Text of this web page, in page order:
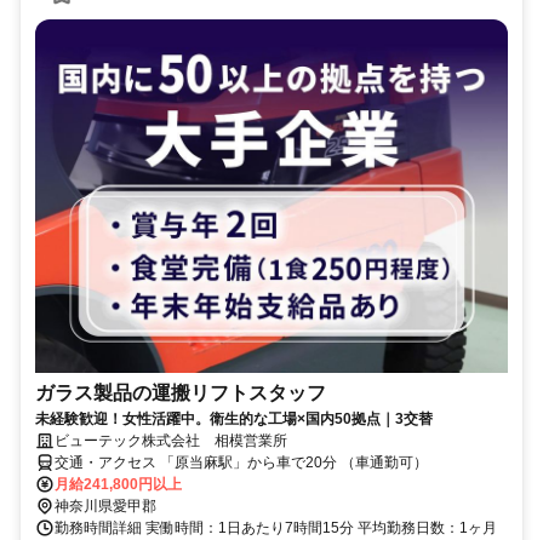
ガラス製品の運搬リフトスタッフ
未経験歓迎！女性活躍中。衛生的な工場×国内50拠点｜3交替
ビューテック株式会社 相模営業所
交通・アクセス 「原当麻駅」から車で20分 （車通勤可）
月給241,800円以上
神奈川県愛甲郡
勤務時間詳細 実働時間：1日あたり7時間15分 平均勤務日数：1ヶ月